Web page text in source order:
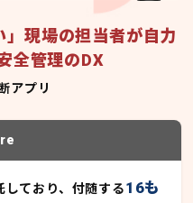
」現場の担当者が自力
全管理のDX
アプリ
ており、付随する16も